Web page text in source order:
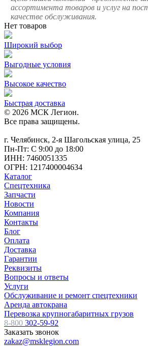
ассортимента товаров и услуг на
качестве обслуживания.
Нет товаров
Широкий выбор
Выгодные условия
Высокое качество
Быстрая доставка
© 2026 МСК Легион.
Все права защищены.
г. Челябинск, 2-я Шагольская улица, 25
Пн-Пт: С 9:00 до 18:00
ИНН: 7460051335
ОГРН: 1217400004634
Каталог
Спецтехника
Запчасти
Новости
Компания
Контакты
Блог
Оплата
Доставка
Гарантии
Реквизиты
Вопросы и ответы
Услуги
Обслуживание и ремонт спецтехники
Аренда автокрана
Перевозка крупногабаритных грузов
8-800 302-59-92
Заказать звонок
zakaz@msklegion.com